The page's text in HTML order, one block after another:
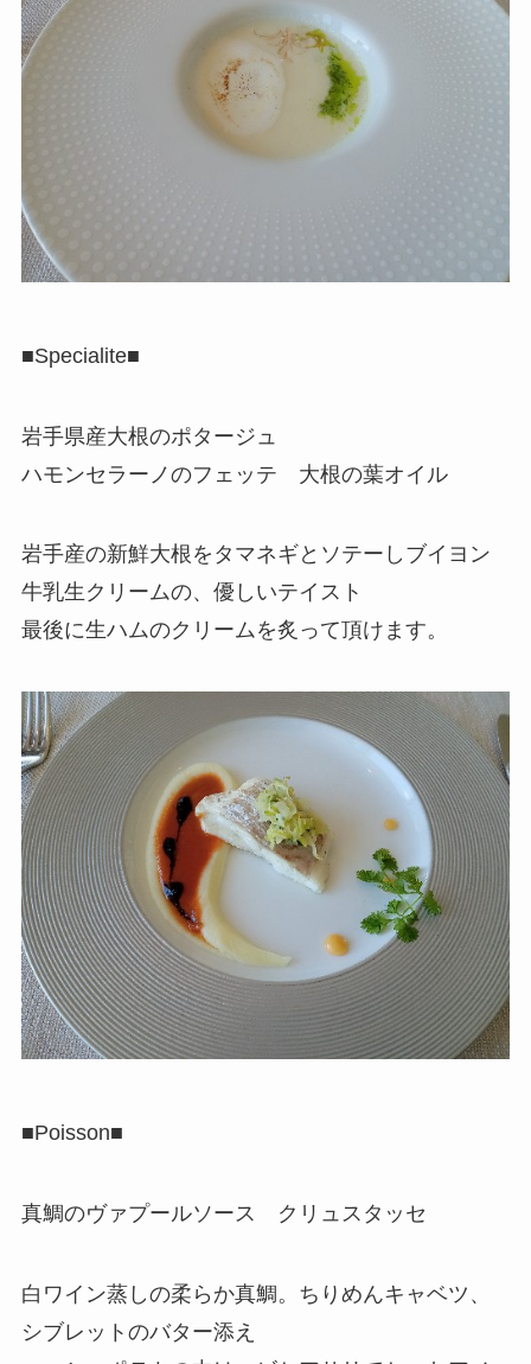
■Specialite■
岩手県産大根のポタージュ
ハモンセラーノのフェッテ 大根の葉オイル
岩手産の新鮮大根をタマネギとソテーしブイヨン
牛乳生クリームの、優しいテイスト
最後に生ハムのクリームを炙って頂けます。
■Poisson■
真鯛のヴァプールソース クリュスタッセ
白ワイン蒸しの柔らか真鯛。ちりめんキャベツ、
シブレットのバター添え